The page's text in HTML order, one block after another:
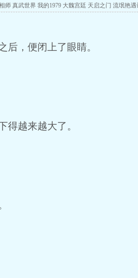
师 真武世界 我的1979 大魏宫廷 天启之门 流氓艳遇
后，便闭上了眼睛。
得越来越大了。